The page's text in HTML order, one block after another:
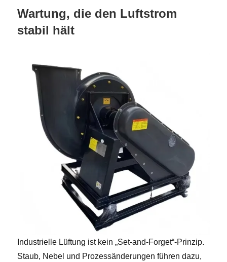
Wartung, die den Luftstrom
stabil hält
Industrielle Lüftung ist kein „Set-and-Forget“-Prinzip.
Staub, Nebel und Prozessänderungen führen dazu,